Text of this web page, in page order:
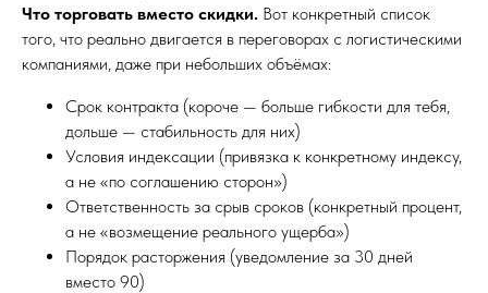
Что торговать вместо скидки. Вот конкретный список
того, что реально двигается в переговорах с логистическими
компаниями, даже при небольших объёмах:
Срок контракта (короче — больше гибкости для тебя,
дольше — стабильность для них)
Условия индексации (привязка к конкретному индексу,
а не «по соглашению сторон»)
Ответственность за срыв сроков (конкретный процент,
а не «возмещение реального ущерба»)
Порядок расторжения (уведомление за 30 дней
вместо 90)